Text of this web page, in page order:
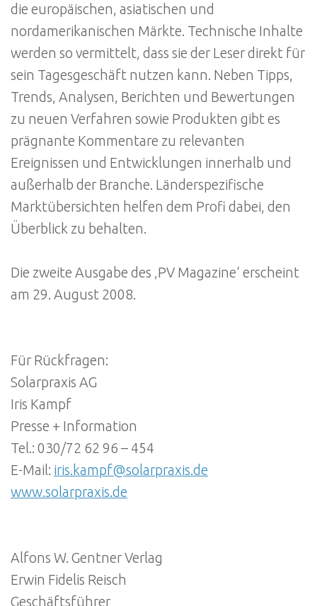
die europäischen, asiatischen und
nordamerikanischen Märkte. Technische Inhalte
werden so vermittelt, dass sie der Leser direkt für
sein Tagesgeschäft nutzen kann. Neben Tipps,
Trends, Analysen, Berichten und Bewertungen
zu neuen Verfahren sowie Produkten gibt es
prägnante Kommentare zu relevanten
Ereignissen und Entwicklungen innerhalb und
außerhalb der Branche. Länderspezifische
Marktübersichten helfen dem Profi dabei, den
Überblick zu behalten.
Die zweite Ausgabe des ‚PV Magazine‘ erscheint
am 29. August 2008.
Für Rückfragen:
Solarpraxis AG
Iris Kampf
Presse + Information
Tel.: 030/72 62 96 – 454
E-Mail: iris.kampf@solarpraxis.de
www.solarpraxis.de
Alfons W. Gentner Verlag
Erwin Fidelis Reisch
Geschäftsführer